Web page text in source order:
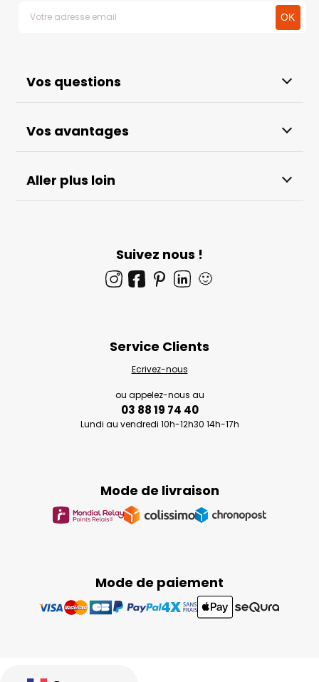
Vos questions
Vos avantages
Aller plus loin
Suivez nous !
🙂
Mode de paiement
Mode de livraison
Service Clients
Ecrivez-nous
ou appelez-nous au
03 88 19 74 40
Lundi au vendredi 10h-12h30 14h-17h